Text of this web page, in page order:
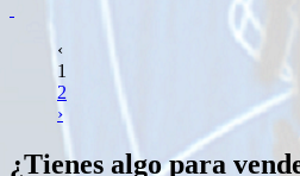
‹
1
2
›
¿Tienes algo para